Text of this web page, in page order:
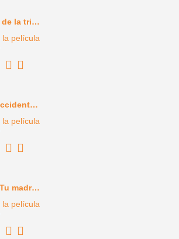
El triángulo de la tristeza (2022)
Un simple accidente (2025)
Braindead (Tu madre se ha comido a mi perro) (1992)